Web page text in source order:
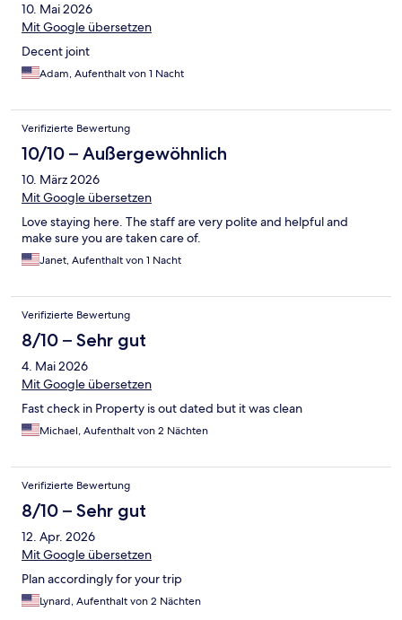
10. Mai 2026
Mit Google übersetzen
Decent joint
Adam, Aufenthalt von 1 Nacht
Verifizierte Bewertung
10/10 – Außergewöhnlich
10. März 2026
Mit Google übersetzen
Love staying here. The staff are very polite and helpful and
make sure you are taken care of.
Janet, Aufenthalt von 1 Nacht
Verifizierte Bewertung
8/10 – Sehr gut
4. Mai 2026
Mit Google übersetzen
Fast check in Property is out dated but it was clean
Michael, Aufenthalt von 2 Nächten
Verifizierte Bewertung
8/10 – Sehr gut
12. Apr. 2026
Mit Google übersetzen
Plan accordingly for your trip
Lynard, Aufenthalt von 2 Nächten